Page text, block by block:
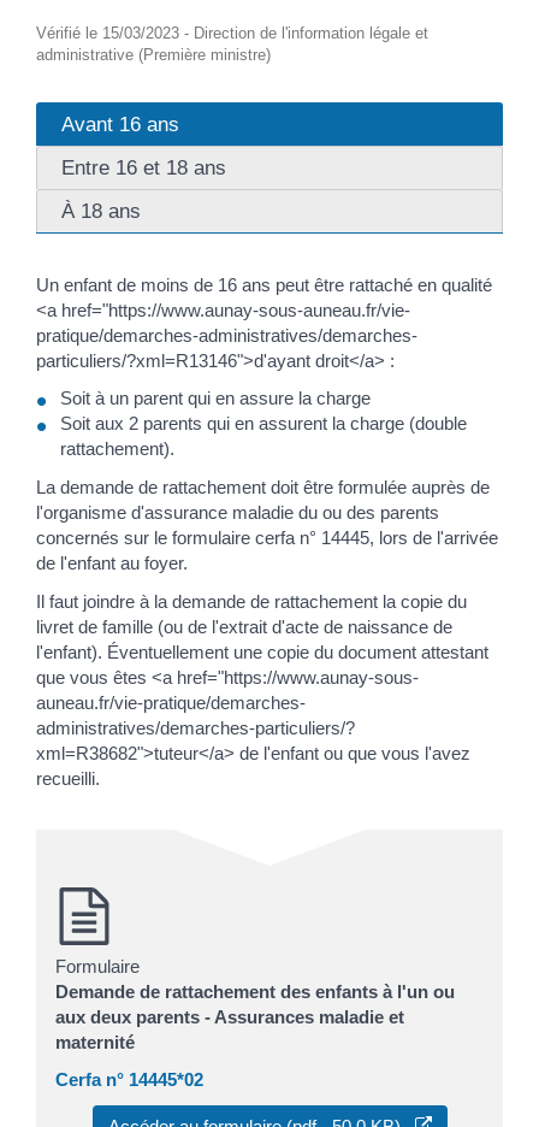
Vérifié le 15/03/2023 - Direction de l'information légale et
administrative (Première ministre)
Avant 16 ans
Entre 16 et 18 ans
À 18 ans
Un enfant de moins de 16 ans peut être rattaché en qualité
<a href="https://www.aunay-sous-auneau.fr/vie-
pratique/demarches-administratives/demarches-
particuliers/?xml=R13146">d'ayant droit</a> :
Soit à un parent qui en assure la charge
Soit aux 2 parents qui en assurent la charge (double
rattachement).
La demande de rattachement doit être formulée auprès de
l'organisme d'assurance maladie du ou des parents
concernés sur le formulaire cerfa n° 14445, lors de l'arrivée
de l'enfant au foyer.
Il faut joindre à la demande de rattachement la copie du
livret de famille (ou de l'extrait d'acte de naissance de
l'enfant). Éventuellement une copie du document attestant
que vous êtes <a href="https://www.aunay-sous-
auneau.fr/vie-pratique/demarches-
administratives/demarches-particuliers/?
xml=R38682">tuteur</a> de l'enfant ou que vous l'avez
recueilli.
Formulaire
Demande de rattachement des enfants à l'un ou
aux deux parents - Assurances maladie et
maternité
Cerfa n° 14445*02